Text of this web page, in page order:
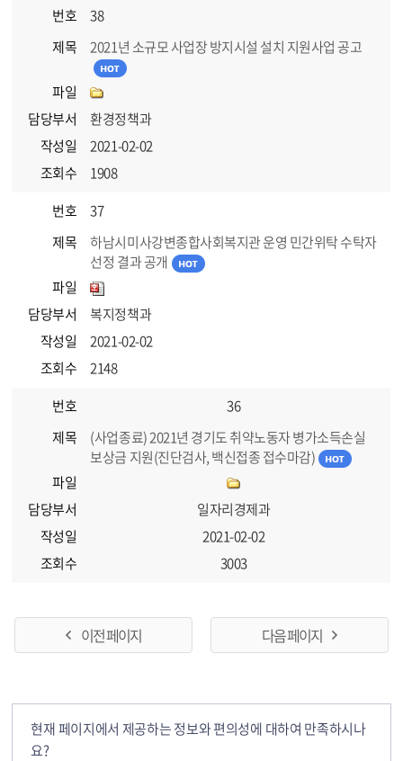
번호
38
제목
2021년 소규모 사업장 방지시설 설치 지원사업 공고
파일
담당부서
환경정책과
작성일
2021-02-02
조회수
1908
번호
37
제목
하남시미사강변종합사회복지관 운영 민간위탁 수탁자
선정 결과 공개
파일
담당부서
복지정책과
작성일
2021-02-02
조회수
2148
번호
36
제목
(사업종료) 2021년 경기도 취약노동자 병가소득손실
보상금 지원(진단검사, 백신접종 접수마감)
파일
담당부서
일자리경제과
작성일
2021-02-02
조회수
3003
이전 페이지 다음 페이지
현재 페이지에서 제공하는 정보와 편의성에 대하여 만족하시나
요?